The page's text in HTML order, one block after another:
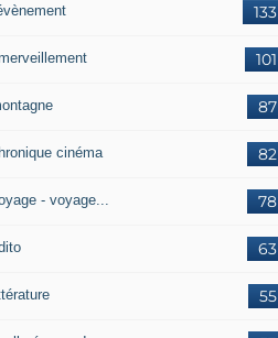
133
101
87
82
cinéma
78
- voyage...
63
55